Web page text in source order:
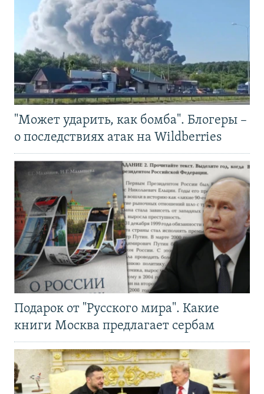
"Может ударить, как бомба". Блогеры –
о последствиях атак на Wildberries
Подарок от "Русского мира". Какие
книги Москва предлагает сербам